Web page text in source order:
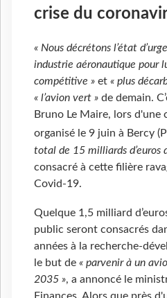
crise du
« Nous décrétons l’état
industrie aéronautique pour
compétitive » et « plus
« l’avion vert » de demain.
Bruno Le Maire, lors d'une
organisé le 9 juin à Bercy
total de 15 milliards d’euros
consacré à cette filière
Covid-19.
Quelque 1,5 milliard
public seront consacrés
années à la recherche-
le but de « parvenir à un
2035 », a annoncé le
Finances. Alors que près